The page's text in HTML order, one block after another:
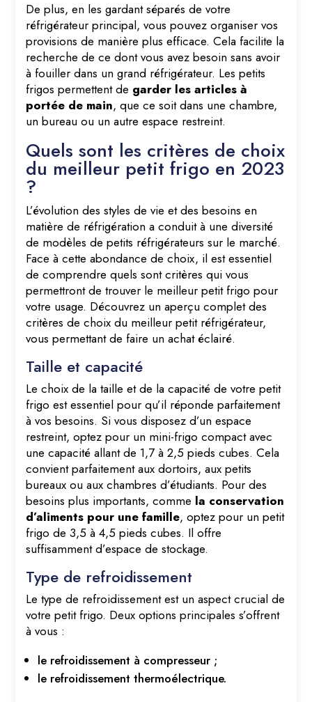
De plus, en les gardant séparés de votre
réfrigérateur principal, vous pouvez organiser vos
provisions de manière plus efficace. Cela facilite la
recherche de ce dont vous avez besoin sans avoir
à fouiller dans un grand réfrigérateur. Les petits
frigos permettent de garder les articles à
portée de main, que ce soit dans une chambre,
un bureau ou un autre espace restreint.
Quels sont les critères de choix
du meilleur petit frigo en 2023
?
L’évolution des styles de vie et des besoins en
matière de réfrigération a conduit à une diversité
de modèles de petits réfrigérateurs sur le marché.
Face à cette abondance de choix, il est essentiel
de comprendre quels sont critères qui vous
permettront de trouver le meilleur petit frigo pour
votre usage. Découvrez un aperçu complet des
critères de choix du meilleur petit réfrigérateur,
vous permettant de faire un achat éclairé.
Taille et capacité
Le choix de la taille et de la capacité de votre petit
frigo est essentiel pour qu’il réponde parfaitement
à vos besoins. Si vous disposez d’un espace
restreint, optez pour un mini-frigo compact avec
une capacité allant de 1,7 à 2,5 pieds cubes. Cela
convient parfaitement aux dortoirs, aux petits
bureaux ou aux chambres d’étudiants. Pour des
besoins plus importants, comme la conservation
d’aliments pour une famille, optez pour un petit
frigo de 3,5 à 4,5 pieds cubes. Il offre
suffisamment d’espace de stockage.
Type de refroidissement
Le type de refroidissement est un aspect crucial de
votre petit frigo. Deux options principales s’offrent
à vous :
le refroidissement à compresseur ;
le refroidissement thermoélectrique.